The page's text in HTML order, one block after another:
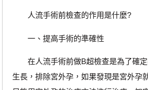
人流手術前檢查的作用是什麼?
一、提高手術的準確性
在人流手術前做B超檢查是為了確定
生長，排除宮外孕，如果發現是宮外孕